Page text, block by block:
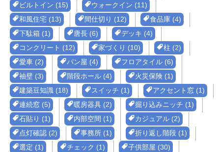
ビルトイン (15)
ウォークイン (11)
和風住宅 (13)
間仕切り (12)
食品庫 (4)
下駄箱 (1)
唐長 (6)
デッキ (4)
コンクリート (12)
家づくり (10)
柱 (2)
愛車 (2)
パン屋 (4)
フロアタイル (6)
袖壁 (3)
階段ホール (4)
火災保険 (1)
建築豆知識 (18)
スイッチ (1)
アクセント窓 (1)
連続窓 (5)
暖房器具 (2)
掘り込みニッチ (1)
石貼り (1)
内部空間 (1)
カジュアル (2)
点灯確認 (2)
事務所 (1)
折り返し階段 (1)
選定 (1)
チェック (1)
子供部屋 (30)